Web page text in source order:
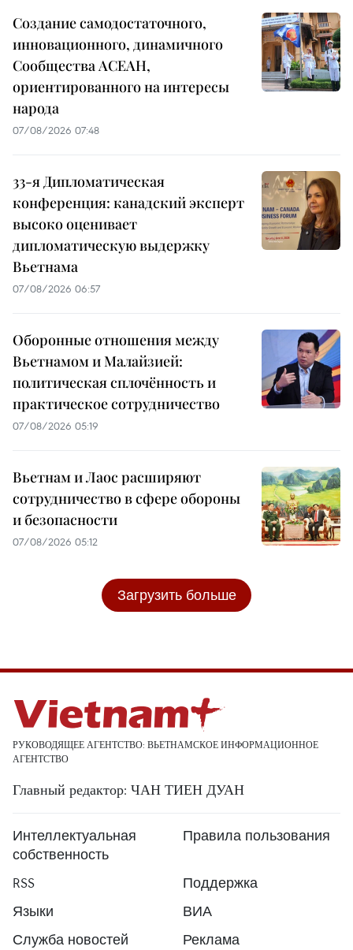
Создание самодостаточного,
инновационного, динамичного
Сообщества АСЕАН,
ориентированного на интересы
народа
07/08/2026 07:48
33-я Дипломатическая
конференция: канадский эксперт
высоко оценивает
дипломатическую выдержку
Вьетнама
07/08/2026 06:57
Оборонные отношения между
Вьетнамом и Малайзией:
политическая сплочённость и
практическое сотрудничество
07/08/2026 05:19
Вьетнам и Лаос расширяют
сотрудничество в сфере обороны
и безопасности
07/08/2026 05:12
Загрузить больше
РУКОВОДЯЩЕЕ АГЕНТСТВО: ВЬЕТНАМСКОЕ ИНФОРМАЦИОННОЕ
АГЕНТСТВО
Главный редактор: ЧАН ТИЕН ДУАН
Интеллектуальная
собственность
Правила пользования
RSS
Поддержка
Языки
ВИА
Служба новостей
Реклама